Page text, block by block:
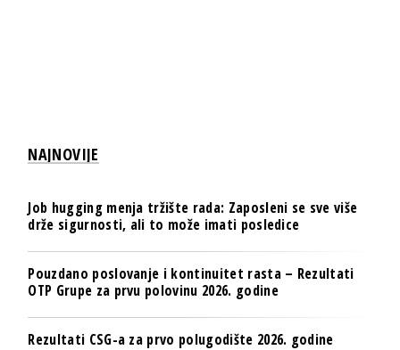
NAJNOVIJE
Job hugging menja tržište rada: Zaposleni se sve više
drže sigurnosti, ali to može imati posledice
Pouzdano poslovanje i kontinuitet rasta – Rezultati
OTP Grupe za prvu polovinu 2026. godine
Rezultati CSG-a za prvo polugodište 2026. godine